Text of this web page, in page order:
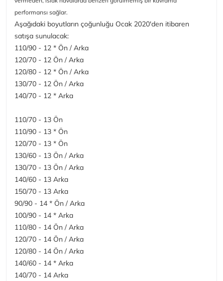
performansı sağlar.
Aşağıdaki boyutların çoğunluğu Ocak 2020'den itibaren
satışa sunulacak:
110/90 - 12 * Ön / Arka
120/70 - 12 Ön / Arka
120/80 - 12 * Ön / Arka
130/70 - 12 Ön / Arka
140/70 - 12 * Arka
110/70 - 13 Ön
110/90 - 13 * Ön
120/70 - 13 * Ön
130/60 - 13 Ön / Arka
130/70 - 13 Ön / Arka
140/60 - 13 Arka
150/70 - 13 Arka
90/90 - 14 * Ön / Arka
100/90 - 14 * Arka
110/80 - 14 Ön / Arka
120/70 - 14 Ön / Arka
120/80 - 14 Ön / Arka
140/60 - 14 * Arka
140/70 - 14 Arka